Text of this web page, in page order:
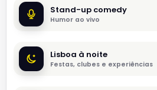
Stand-up comedy
Humor ao vivo
Lisboa à noite
Festas, clubes e experiências